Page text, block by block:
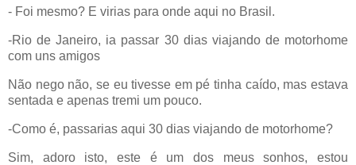
- Foi mesmo? E virias para onde aqui no Brasil.
-Rio de Janeiro, ia passar 30 dias viajando de motorhome
com uns amigos
Não nego não, se eu tivesse em pé tinha caído, mas estava
sentada e apenas tremi um pouco.
-Como é, passarias aqui 30 dias viajando de motorhome?
Sim, adoro isto, este é um dos meus sonhos, estou